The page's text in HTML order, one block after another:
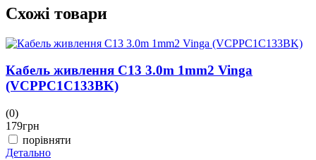
Схожі товари
Кабель живлення C13 3.0m 1mm2 Vinga
(VCPPC1C133BK)
(0)
179грн
порівняти
Детально